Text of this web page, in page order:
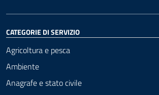
CATEGORIE DI SERVIZIO
Agricoltura e pesca
Ambiente
Anagrafe e stato civile